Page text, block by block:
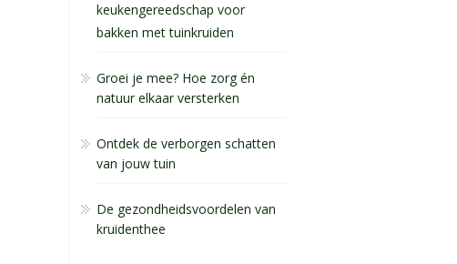
keukengereedschap voor
bakken met tuinkruiden
Groei je mee? Hoe zorg én
natuur elkaar versterken
Ontdek de verborgen schatten
van jouw tuin
De gezondheidsvoordelen van
kruidenthee